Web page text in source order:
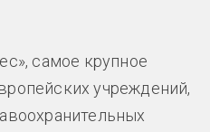
самое крупное
учреждений,